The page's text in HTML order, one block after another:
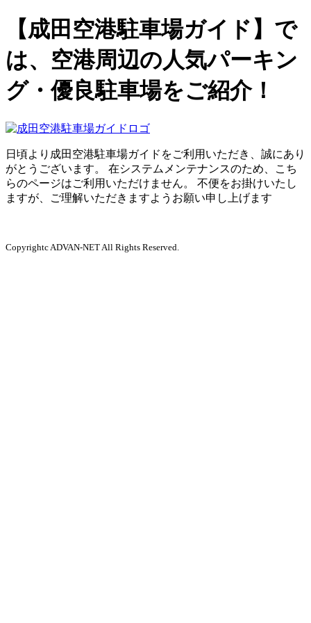
【成田空港駐車場ガイド】で
は、空港周辺の人気パーキン
グ・優良駐車場をご紹介！
日頃より成田空港駐車場ガイドをご利用いただき、誠にあり
がとうございます。 在システムメンテナンスのため、こち
らのページはご利用いただけません。 不便をお掛けいたし
ますが、ご理解いただきますようお願い申し上げます
Copyrightc ADVAN-NET All Rights Reserved.